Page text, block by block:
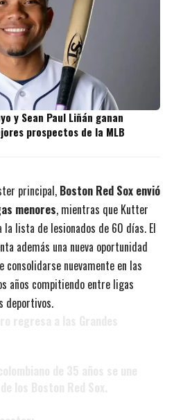
y Sean Paul Liñán ganan
prospectos de la MLB
principal, Boston Red Sox envió
menores, mientras que Kutter
lista de lesionados de 60 días. El
además una nueva oportunidad
nuevamente en las
años compitiendo entre ligas
deportivos.